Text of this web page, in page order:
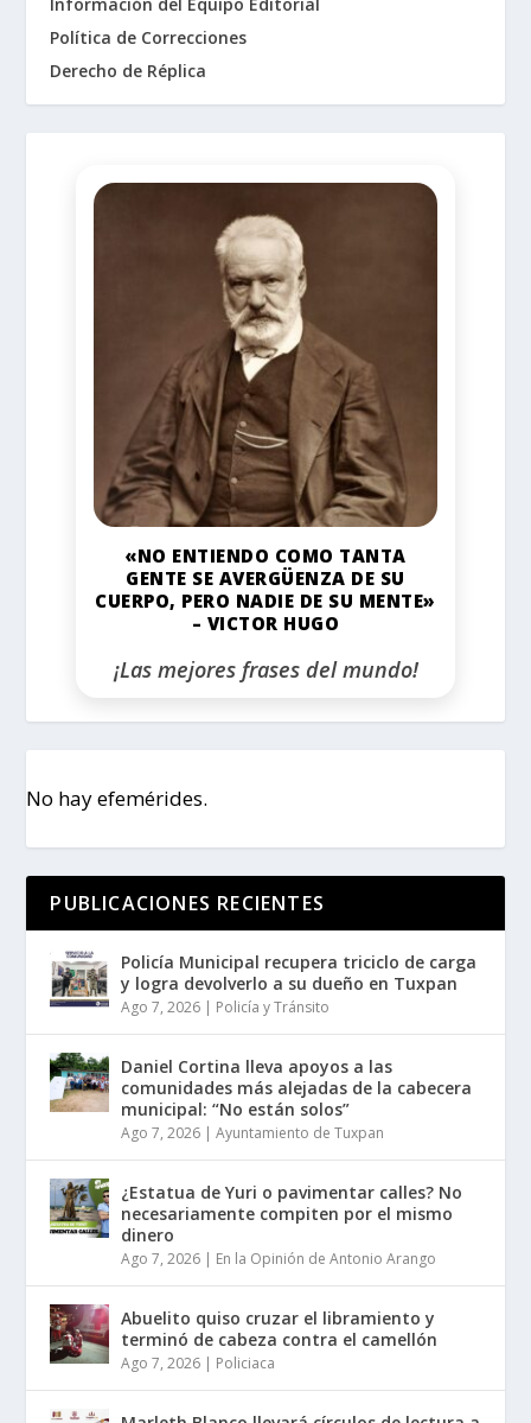
Política de Correcciones
Derecho de Réplica
«NO ENTIENDO COMO TANTA
GENTE SE AVERGÜENZA DE SU
CUERPO, PERO NADIE DE SU MENTE»
– VICTOR HUGO
¡Las mejores frases del mundo!
No hay efemérides.
PUBLICACIONES RECIENTES
Policía Municipal recupera triciclo de carga
y logra devolverlo a su dueño en Tuxpan
Ago 7, 2026 Policía y Tránsito
Daniel Cortina lleva apoyos a las
comunidades más alejadas de la cabecera
municipal: “No están solos”
Ago 7, 2026 |Ayuntamiento de Tuxpan
¿Estatua de Yuri o pavimentar calles? No
necesariamente compiten por el mismo
dinero
Ago 7, 2026 En la Opinión de Antonio Arango
Abuelito quiso cruzar el libramiento y
terminó de cabeza contra el camellón
Ago 7, 2026 Policiaca